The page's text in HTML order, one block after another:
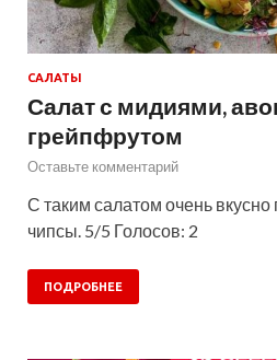
САЛАТЫ
Салат с мидиями,
грейпфрутом
Оставьте комментарий
С таким салатом очень вкусно
чипсы. 5/5 Голосов: 2
ПОДРОБНЕЕ